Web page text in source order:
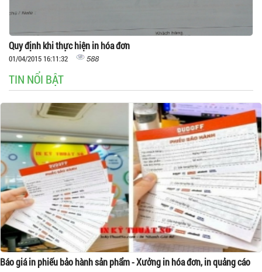
Quy định khi thực hiện in hóa đơn
01/04/2015 16:11:32 588
TIN NỔI BẬT
Báo giá in phiếu bảo hành sản phẩm - Xưởng in hóa đơn, in quảng cáo